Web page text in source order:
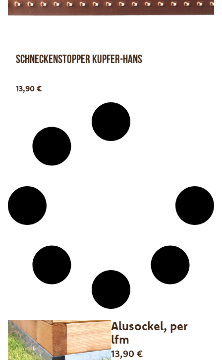
Schneckenstopper Kupfer-Hans
13,90 €
Alusockel, per
lfm
13,90 €